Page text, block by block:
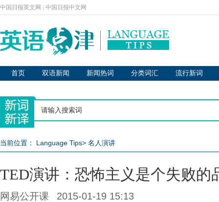
中国日报英文网 中国日报中文网
首页 双语新闻 新闻热词 分类词汇 流行新词
当前位置： Language Tips> 名人演讲
TED演讲：恐怖主义是个失败的
网易公开课 2015-01-19 15:13